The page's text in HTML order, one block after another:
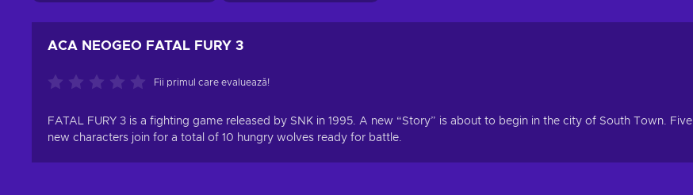
ACA NEOGEO FATAL FURY 3
Fii primul care evaluează!
FATAL FURY 3 is a fighting game released by SNK in 1995. A new “Story” is about to begin in the city of South Town. Five
new characters join for a total of 10 hungry wolves ready for battle.